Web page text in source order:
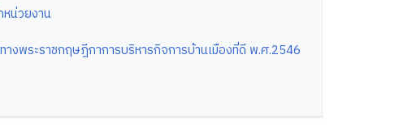
หน่วยงาน
างพระราชกฤษฎีกาการบริหารกิจการบ้านเมืองที่ดี พ.ศ.2546